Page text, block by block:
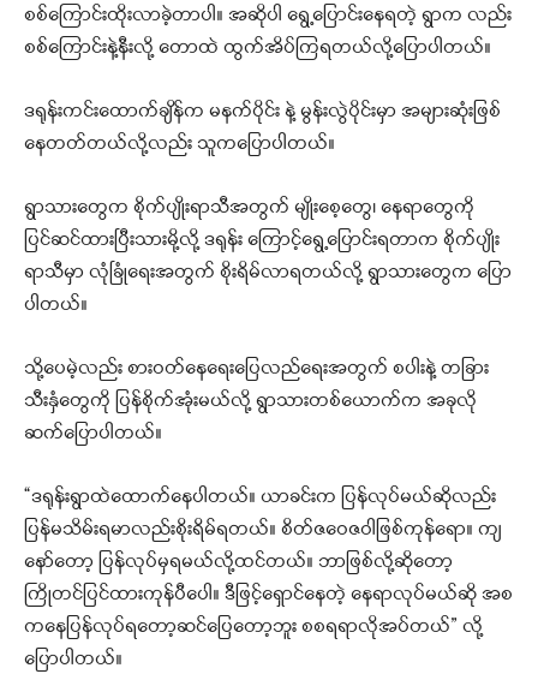
စစ်ကြောင်းထိုးလာခဲ့တာပါ။ အဆိုပါ ရွေ့ပြောင်းနေရတဲ့ ရွာက လည်း
စစ်ကြောင်းနဲ့နီးလို့ တောထဲ ထွက်အိပ်ကြရတယ်လို့ပြောပါတယ်။
ဒရုန်းကင်းထောက်ချိန်က မနက်ပိုင်း နဲ့ မွန်းလွဲပိုင်းမှာ အများဆုံးဖြစ်
နေတတ်တယ်လို့လည်း သူကပြောပါတယ်။
ရွာသားတွေက စိုက်ပျိုးရာသီအတွက် မျိုးစေ့တွေ၊ နေရာတွေကို
ပြင်ဆင်ထားပြီးသားမို့လို့ ဒရုန်း ကြောင့်ရွေ့ပြောင်းရတာက စိုက်ပျိုး
ရာသီမှာ လုံခြုံ‌ရေးအတွက် စိုးရိမ်လာရတယ်လို့ ရွာသားတွေက ပြော
ပါတယ်။
သို့ပေမဲ့လည်း စားဝတ်နေရေးပြေလည်ရေးအတွက် စပါးနဲ့ တခြား
သီးနှံတွေကို ပြန်စိုက်အုံးမယ်လို့ ရွာသားတစ်ယောက်က အခုလို
ဆက်ပြောပါတယ်။
“ဒရုန်းရွာထဲထောက်နေပါတယ်။ ယာခင်းက ပြန်လုပ်မယ်ဆိုလည်း
ပြန်မသိမ်းရမာလည်းစိုးရိမ်ရတယ်။ စိတ်ဇဝေဇဝါဖြစ်ကုန်ရော။ ကျ
နော်တော့ ပြန်လုပ်မှရမယ်လို့ထင်တယ်။ ဘာဖြစ်လို့ဆိုတော့
ကြိုတင်ပြင်ထားကုန်ပီပေါ။ ဒီဖြင့်ရှောင်နေတဲ့ နေရာလုပ်မယ်ဆို အစ
ကနေပြန်လုပ်ရတော့ဆင်ပြေတော့ဘူး စစရရာလိုအပ်တယ်” လို့
ပြောပါတယ်။